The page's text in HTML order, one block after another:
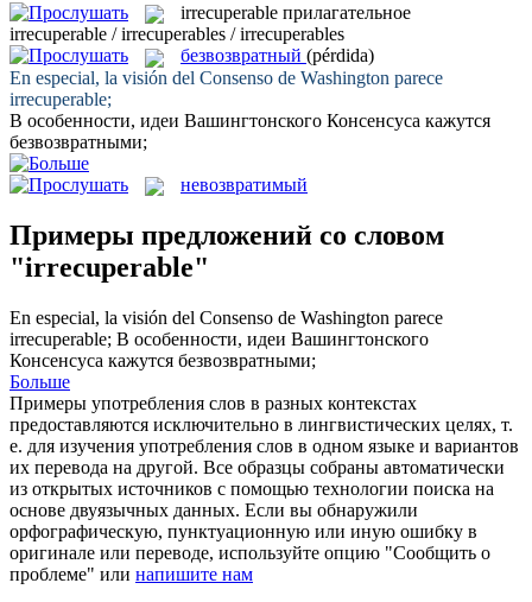
irrecuperable прилагательное
irrecuperable / irrecuperables / irrecuperables
безвозвратный (pérdida)
En especial, la visión del Consenso de Washington parece
irrecuperable;
В особенности, идеи Вашингтонского Консенсуса кажутся
безвозвратными;
невозвратимый
Примеры предложений со словом
"irrecuperable"
En especial, la visión del Consenso de Washington parece
irrecuperable; В особенности, идеи Вашингтонского
Консенсуса кажутся безвозвратными;
Больше
Примеры употребления слов в разных контекстах
предоставляются исключительно в лингвистических целях, т.
е. для изучения употребления слов в одном языке и вариантов
их перевода на другой. Все образцы собраны автоматически
из открытых источников с помощью технологии поиска на
основе двуязычных данных. Если вы обнаружили
орфографическую, пунктуационную или иную ошибку в
оригинале или переводе, используйте опцию "Сообщить о
проблеме" или напишите нам